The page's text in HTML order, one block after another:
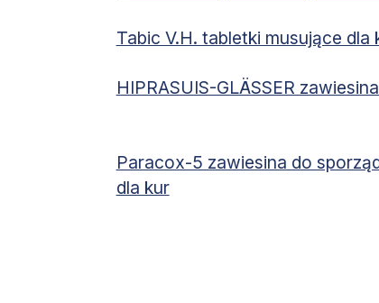
Tabic V.H. tabletki musujące dla
HIPRASUIS-GLÄSSER
Paracox-5 zawiesina do
dla kur